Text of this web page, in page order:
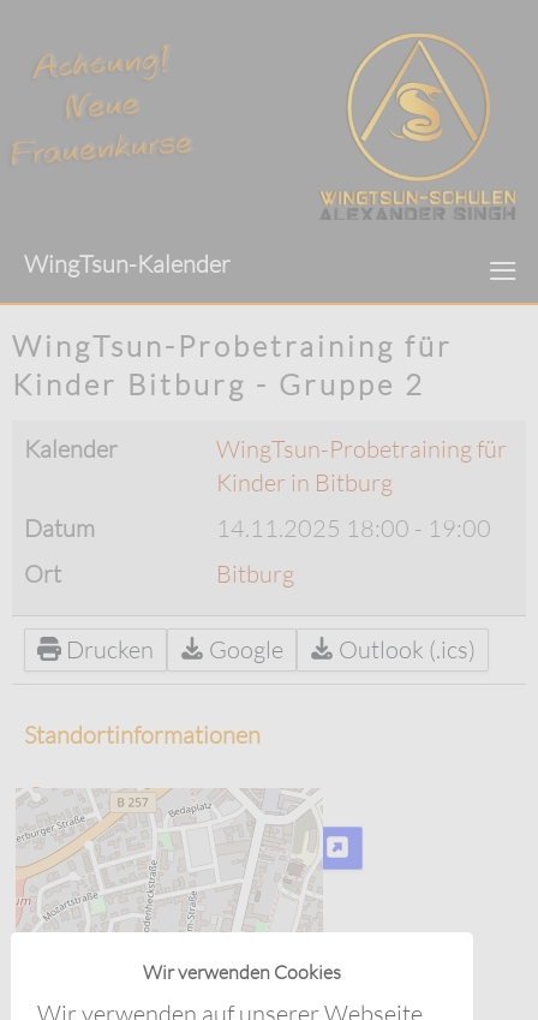
Wir verwenden Cookies
Wir verwenden auf unserer Webseite
WingTsun-Kalender ≡
WingTsun-Probetraining für
Kinder Bitburg - Gruppe 2
Kalender
WingTsun-Probetraining für
Kinder in Bitburg
Datum
14.11.2025 18:00 - 19:00
Ort
Bitburg
Drucken Google Outlook (.ics)
Standortinformationen
Bitburg
Karte
Routenplaner